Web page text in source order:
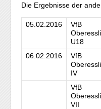
Die Ergebnisse der
05.02.2016
VfB
U18
06.02.2016
VfB
IV
VfB
VII